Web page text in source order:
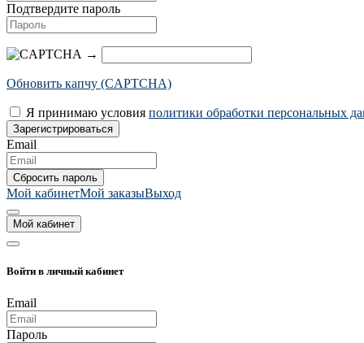
Подтвердите пароль
→
Обновить капчу (CAPTCHA)
Я принимаю условия политики обработки персональных
Email
Мой кабинетМой заказыВыход
Мой кабинет
Войти в личный кабинет
Email
Пароль